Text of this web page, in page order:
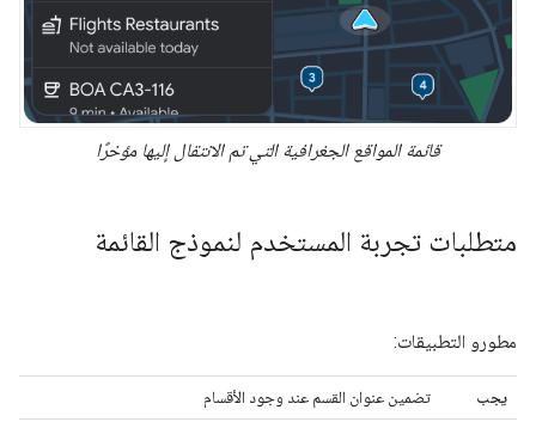
قائمة المواقع الجغرافية التي تم الانتقال إليها مؤخرًا
متطلبات تجربة المستخدم لنموذج القائمة
مطورو التطبيقات:
يجب تضمين عنوان القسم عند وجود الأقسام